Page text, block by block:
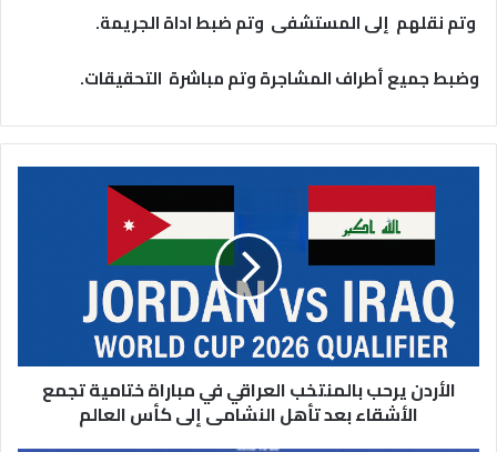
وتم نقلهم إلى المستشفى وتم ضبط اداة الجريمة.
وضبط جميع أطراف المشاجرة وتم مباشرة التحقيقات.
ح
الأردن يرحب بالمنتخب العراقي في مباراة ختامية تجمع
الأشقاء بعد تأهل النشامى إلى كأس العالم